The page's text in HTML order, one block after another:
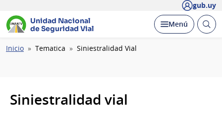
gub.uy
Unidad Nacional
de Seguridad Vial
Desplegar
Menú Abrir
Ruta
Inicio Tematica Siniestralidad Vial
Siniestralidad vial